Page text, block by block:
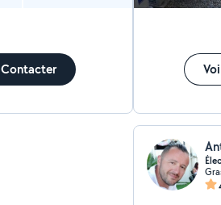
Contacter